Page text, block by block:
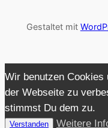
Gestaltet mit
Wir benutzen
der Webseite zu
stimmst Du dem zu.
Verstanden Weitere